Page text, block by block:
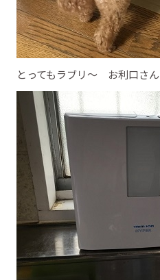
とってもラブリ～ お利口さ